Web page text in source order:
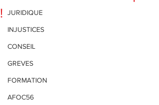
JURIDIQUE
INJUSTICES
CONSEIL
GREVES
FORMATION
AFOC56
!